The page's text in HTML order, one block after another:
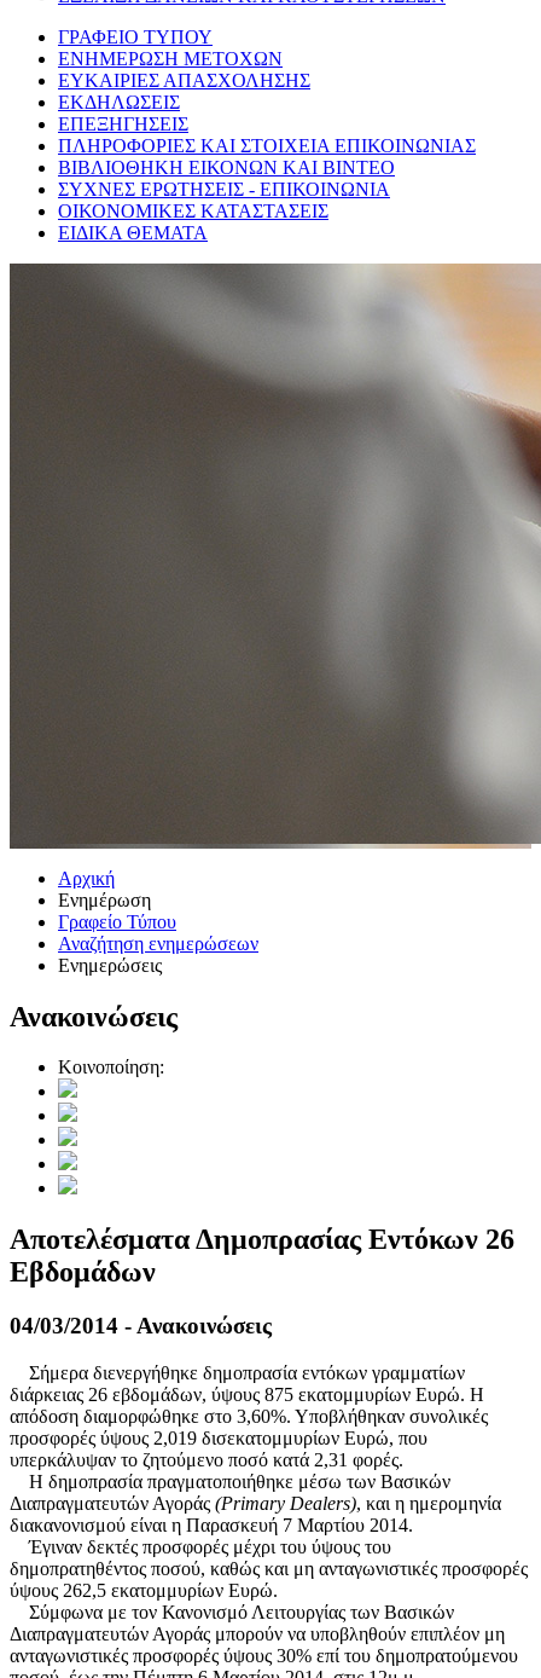
ΓΡΑΦΕΙΟ ΤΥΠΟΥ
ΕΝΗΜΕΡΩΣΗ ΜΕΤΟΧΩΝ
ΕΥΚΑΙΡΙΕΣ ΑΠΑΣΧΟΛΗΣΗΣ
ΕΚΔΗΛΩΣΕΙΣ
ΕΠΕΞΗΓΗΣΕΙΣ
ΠΛΗΡΟΦΟΡΙΕΣ ΚΑΙ ΣΤΟΙΧΕΙΑ ΕΠΙΚΟΙΝΩΝΙΑΣ
ΒΙΒΛΙΟΘΗΚΗ ΕΙΚΟΝΩΝ ΚΑΙ ΒΙΝΤΕΟ
ΣΥΧΝΕΣ ΕΡΩΤΗΣΕΙΣ - ΕΠΙΚΟΙΝΩΝΙΑ
ΟΙΚΟΝΟΜΙΚΕΣ ΚΑΤΑΣΤΑΣΕΙΣ
ΕΙΔΙΚΑ ΘΕΜΑΤΑ
Αρχική
Ενημέρωση
Γραφείο Τύπου
Αναζήτηση ενημερώσεων
Ενημερώσεις
Ανακοινώσεις
Κοινοποίηση:
Αποτελέσματα Δημοπρασίας Εντόκων 26
Εβδομάδων
04/03/2014 - Ανακοινώσεις
Σήμερα διενεργήθηκε δημοπρασία εντόκων γραμματίων
διάρκειας 26 εβδομάδων, ύψους 875 εκατομμυρίων Ευρώ. Η
απόδοση διαμορφώθηκε στο 3,60%. Υποβλήθηκαν συνολικές
προσφορές ύψους 2,019 δισεκατομμυρίων Ευρώ, που
υπερκάλυψαν το ζητούμενο ποσό κατά 2,31 φορές.
Η δημοπρασία πραγματοποιήθηκε μέσω των Βασικών
Διαπραγματευτών Αγοράς (Primary Dealers), και η ημερομηνία
διακανονισμού είναι η Παρασκευή 7 Μαρτίου 2014.
Έγιναν δεκτές προσφορές μέχρι του ύψους του
δημοπρατηθέντος ποσού, καθώς και μη ανταγωνιστικές προσφορές
ύψους 262,5 εκατομμυρίων Ευρώ.
Σύμφωνα με τον Κανονισμό Λειτουργίας των Βασικών
Διαπραγματευτών Αγοράς μπορούν να υποβληθούν επιπλέον μη
ανταγωνιστικές προσφορές ύψους 30% επί του δημοπρατούμενου